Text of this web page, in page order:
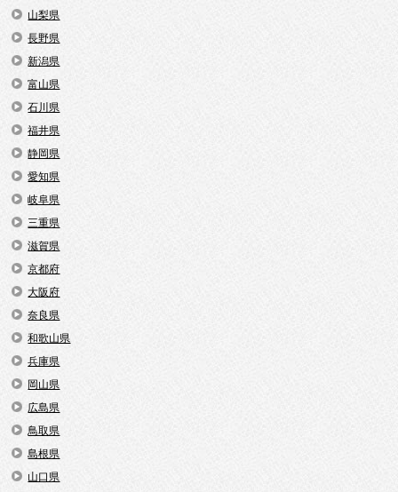
山梨県
長野県
新潟県
富山県
石川県
福井県
静岡県
愛知県
岐阜県
三重県
滋賀県
京都府
大阪府
奈良県
和歌山県
兵庫県
岡山県
広島県
鳥取県
島根県
山口県